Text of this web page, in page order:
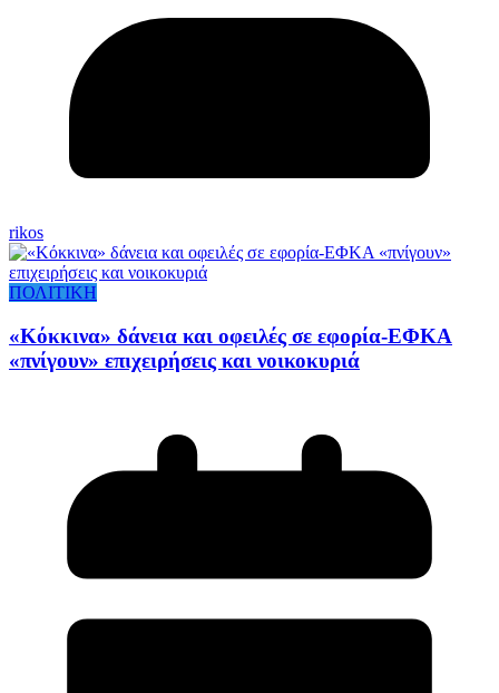
rikos
ΠΟΛΙΤΙΚΗ
«Κόκκινα» δάνεια και οφειλές σε εφορία-ΕΦΚΑ
«πνίγουν» επιχειρήσεις και νοικοκυριά